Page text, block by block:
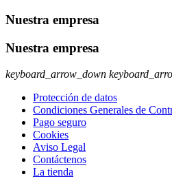
Nuestra empresa
Nuestra empresa
keyboard_arrow_down
Protección de datos
Condiciones Generales de
Pago seguro
Cookies
Aviso Legal
Contáctenos
La tienda